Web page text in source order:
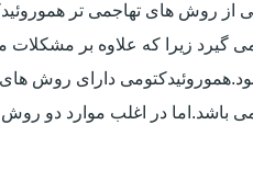
از روش های تهاجمی تر
گیرد زیرا که علاوه بر مشکلات
دارای روش
باشد.اما در اغلب موارد دو روش